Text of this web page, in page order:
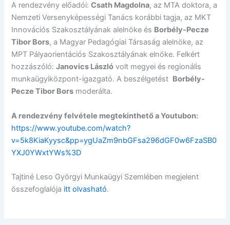
A rendezvény előadói:Csath Magdolna, az MTA doktora, a
Nemzeti Versenyképességi Tanács korábbi tagja, az MKT
Innovációs Szakosztályának alelnöke és Borbély-Pecze
Tibor Bors, a Magyar Pedagógiai Társaság alelnöke, az
MPT Pályaorientációs Szakosztályának elnöke. Felkért
hozzászóló:Janovics László volt megyei és regionális
munkaügyiközpont-igazgató. A beszélgetést Borbély-
Pecze Tibor Bors moderálta.
A rendezvény felvétele megtekinthető a Youtubon:
https://www.youtube.com/watch?
v=5k8KiaKyysc&pp=ygUaZm9nbGFsa296dGF0w6FzaSB0
YXJ0YWxtYWs%3D
Tajtiné Leso Györgyi Munkaügyi Szemlében megjelent
összefoglalója itt olvasható.